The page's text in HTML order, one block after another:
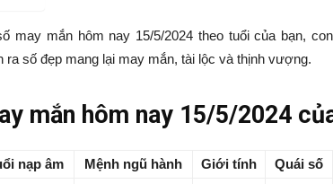
may mắn hôm nay 15/5/2024 theo tuổi của bạn,
ra số đẹp mang lại may mắn, tài lộc và thịnh vượng.
mắn hôm nay 15/5/2024
nạp âm Mệnh ngũ hành Giới tính Quái số